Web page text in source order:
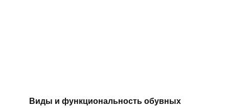
Виды и функциональность обувных